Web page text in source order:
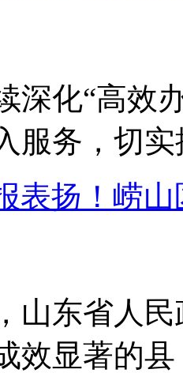
化“高效办
服务，切
表扬！崂
东省人民
效显著的